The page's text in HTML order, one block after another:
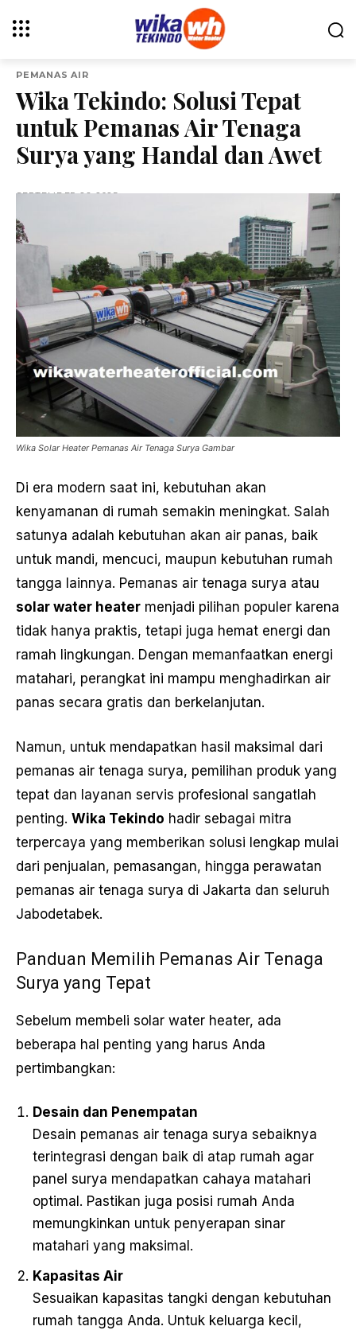
PEMANAS AIR
Wika Tekindo: Solusi Tepat
untuk Pemanas Air Tenaga
Surya yang Handal dan Awet
SEPTEMBER 26, 2025
Wika Solar Heater Pemanas Air Tenaga Surya Gambar
Di era modern saat ini, kebutuhan akan
kenyamanan di rumah semakin meningkat. Salah
satunya adalah kebutuhan akan air panas, baik
untuk mandi, mencuci, maupun kebutuhan rumah
tangga lainnya. Pemanas air tenaga surya atau
solar water heater menjadi pilihan populer karena
tidak hanya praktis, tetapi juga hemat energi dan
ramah lingkungan. Dengan memanfaatkan energi
matahari, perangkat ini mampu menghadirkan air
panas secara gratis dan berkelanjutan.
Namun, untuk mendapatkan hasil maksimal dari
pemanas air tenaga surya, pemilihan produk yang
tepat dan layanan servis profesional sangatlah
penting. Wika Tekindo hadir sebagai mitra
terpercaya yang memberikan solusi lengkap mulai
dari penjualan, pemasangan, hingga perawatan
pemanas air tenaga surya di Jakarta dan seluruh
Jabodetabek.
Panduan Memilih Pemanas Air Tenaga
Surya yang Tepat
Sebelum membeli solar water heater, ada
beberapa hal penting yang harus Anda
pertimbangkan:
Desain dan Penempatan
Desain pemanas air tenaga surya sebaiknya
terintegrasi dengan baik di atap rumah agar
panel surya mendapatkan cahaya matahari
optimal. Pastikan juga posisi rumah Anda
memungkinkan untuk penyerapan sinar
matahari yang maksimal.
Kapasitas Air
Sesuaikan kapasitas tangki dengan kebutuhan
rumah tangga Anda. Untuk keluarga kecil,